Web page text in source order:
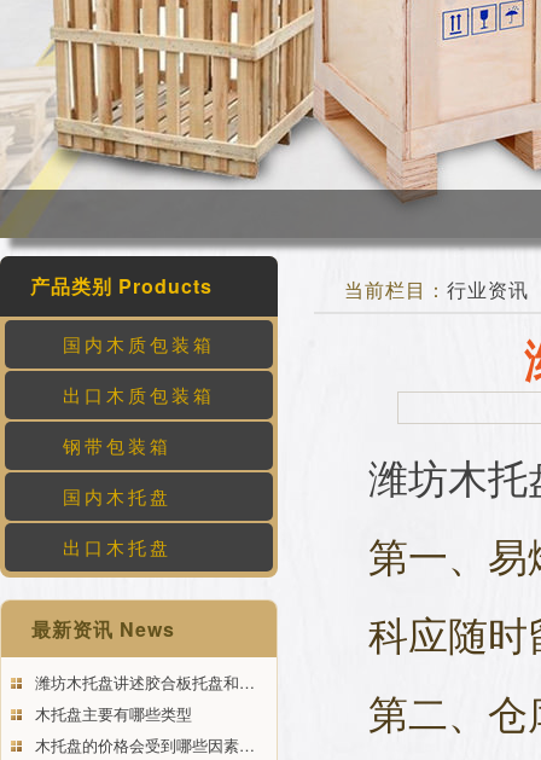
产品类别 Products
国内木质包装箱
出口木质包装箱
钢带包装箱
国内木托盘
出口木托盘
最新资讯 News
潍坊木托盘讲述胶合板托盘和…
木托盘主要有哪些类型
木托盘的价格会受到哪些因素…
当前栏目： 行业资讯
潍坊木托
第一、
科应随时
第二、